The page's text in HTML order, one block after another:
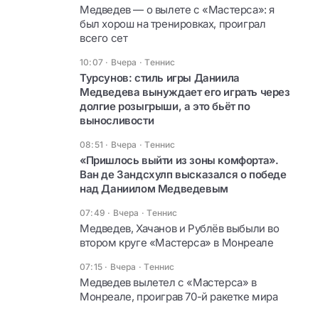
Медведев — о вылете с «Мастерса»: я
был хорош на тренировках, проиграл
всего сет
10:07 · Вчера ·Теннис
Турсунов: стиль игры Даниила
Медведева вынуждает его играть через
долгие розыгрыши, а это бьёт по
выносливости
08:51 · Вчера ·Теннис
«Пришлось выйти из зоны комфорта».
Ван де Зандсхулп высказался о победе
над Даниилом Медведевым
07:49 · Вчера ·Теннис
Медведев, Хачанов и Рублёв выбыли во
втором круге «Мастерса» в Монреале
07:15 · Вчера ·Теннис
Медведев вылетел с «Мастерса» в
Монреале, проиграв 70-й ракетке мира